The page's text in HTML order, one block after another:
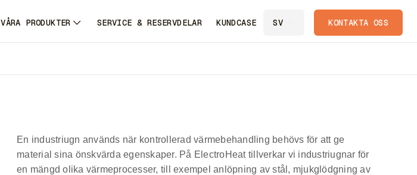
VÅRA PRODUKTER SERVICE & RESERVDELAR KUNDCASE SV KONTAKTA OSS
En industriugn används när kontrollerad värmebehandling behövs för att ge
material sina önskvärda egenskaper. På ElectroHeat tillverkar vi industriugnar för
en mängd olika värmeprocesser, till exempel anlöpning av stål, mjukglödgning av